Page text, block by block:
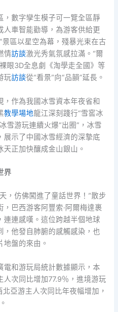
，數字孿生模子可一覽全區靜
人車智能勸導，為游客供給更
區以星空為幕，殘暴光束在古
情訪談激光秀氣氛感拉滿。“爾
眼3D全息劇《淘學走全國》等
玩訪談從“看景”向“品韻”延長。
，作為我國冰雪資本年夜省和
教學場地龍江深刻踐行“雪窖冰
雪游玩連續火爆“出圈”，冰雪
展示了中國冰雪經濟的深摯底
正加快釀成金山銀山。
界
，仿佛闖進了童話世界！”散步
，巴西游客阿豐索·阿爾梅達裹
連連感嘆。這位跨越半個地球
，他發自肺腑的感觸感染，也
地盤的來由。
電和游玩局統計數據顯示，本
次同比增加77.9％，進境游玩
亞游主人次同比年夜幅增加，